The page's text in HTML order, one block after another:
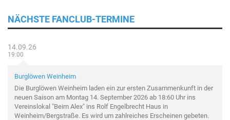
NÄCHSTE FANCLUB-TERMINE
14.09.26
19:00
Burglöwen Weinheim
Die Burglöwen Weinheim laden ein zur ersten Zusammenkunft in der
neuen Saison am Montag 14. September 2026 ab 18:60 Uhr ins
Vereinslokal "Beim Alex" ins Rolf Engelbrecht Haus in
Weinheim/Bergstraße. Es wird um zahlreiches Erscheinen gebeten.